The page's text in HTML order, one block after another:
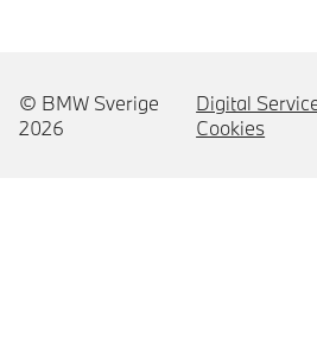
© BMW Sverige
2026
Digital
Cookies